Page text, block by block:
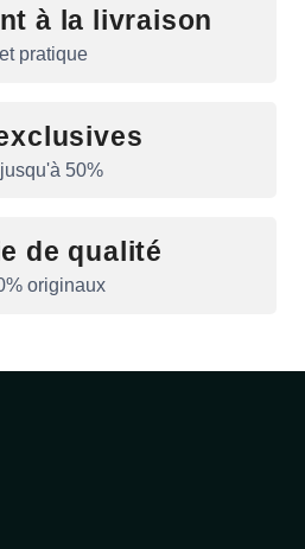
à la livraison
pratique
50%
de qualité
originaux